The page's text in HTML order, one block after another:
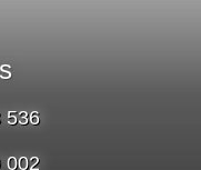
536
002